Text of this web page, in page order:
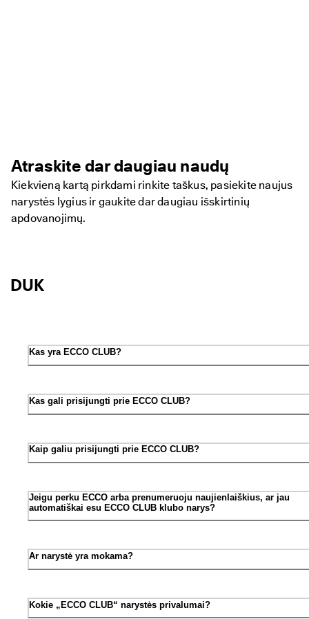
Atraskite dar daugiau naudų
Kiekvieną kartą pirkdami rinkite taškus, pasiekite naujus
narystės lygius ir gaukite dar daugiau išskirtinių
apdovanojimų.
DUK
Kas yra ECCO CLUB?
Kas gali prisijungti prie ECCO CLUB?
Kaip galiu prisijungti prie ECCO CLUB?
Jeigu perku ECCO arba prenumeruoju naujienlaiškius, ar jau
automatiškai esu ECCO CLUB klubo narys?
Ar narystė yra mokama?
Kokie „ECCO CLUB“ narystės privalumai?